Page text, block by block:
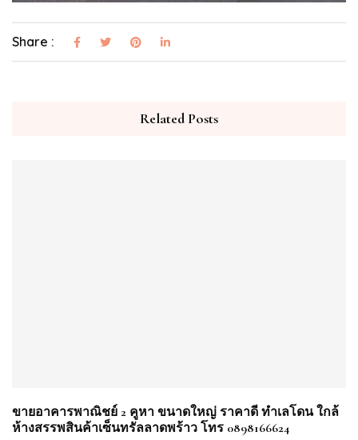
Share :
Related Posts
ขายอาคารพาณิชย์ 2 คูหา ขนาดใหญ่ ราคาดี ทำเลโดน ใกล้
ห้างสรรพสินค้าเซ็นทรัลลาดพร้าว โทร 0898166624